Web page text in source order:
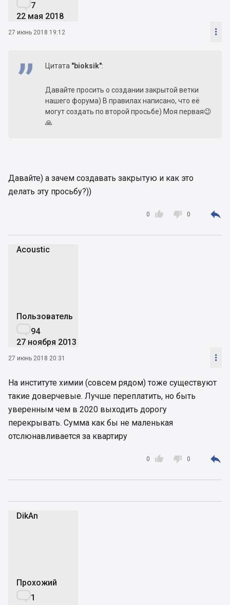
7
22 мая 2018
27 июнь 2018 19:12 
Цитата "bioksik":
Давайте просить о создании закрытой ветки
нашего форума) В правилах написано, что её
могут создать по второй просьбе) Моя первая😉
🙏
Давайте) а зачем создавать закрытую и как это
делать эту просьбу?))

0  0 
Acoustic
Пользователь
94
27 ноября 2013
27 июнь 2018 20:31 
На институте химии (совсем рядом) тоже существуют
такие доверчевые. Лучше переплатить, но быть
уверенным чем в 2020 выходить дорогу
перекрывать. Сумма как бы не маленькая
отслюнавливается за квартиру

0  0 
DikAn
Прохожий
1